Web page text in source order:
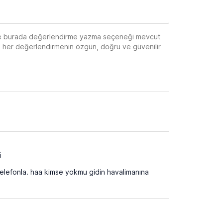
burada değerlendirme yazma seçeneği mevcut
her değerlendirmenin özgün, doğru ve güvenilir
haa kimse yokmu gidin havalimanına